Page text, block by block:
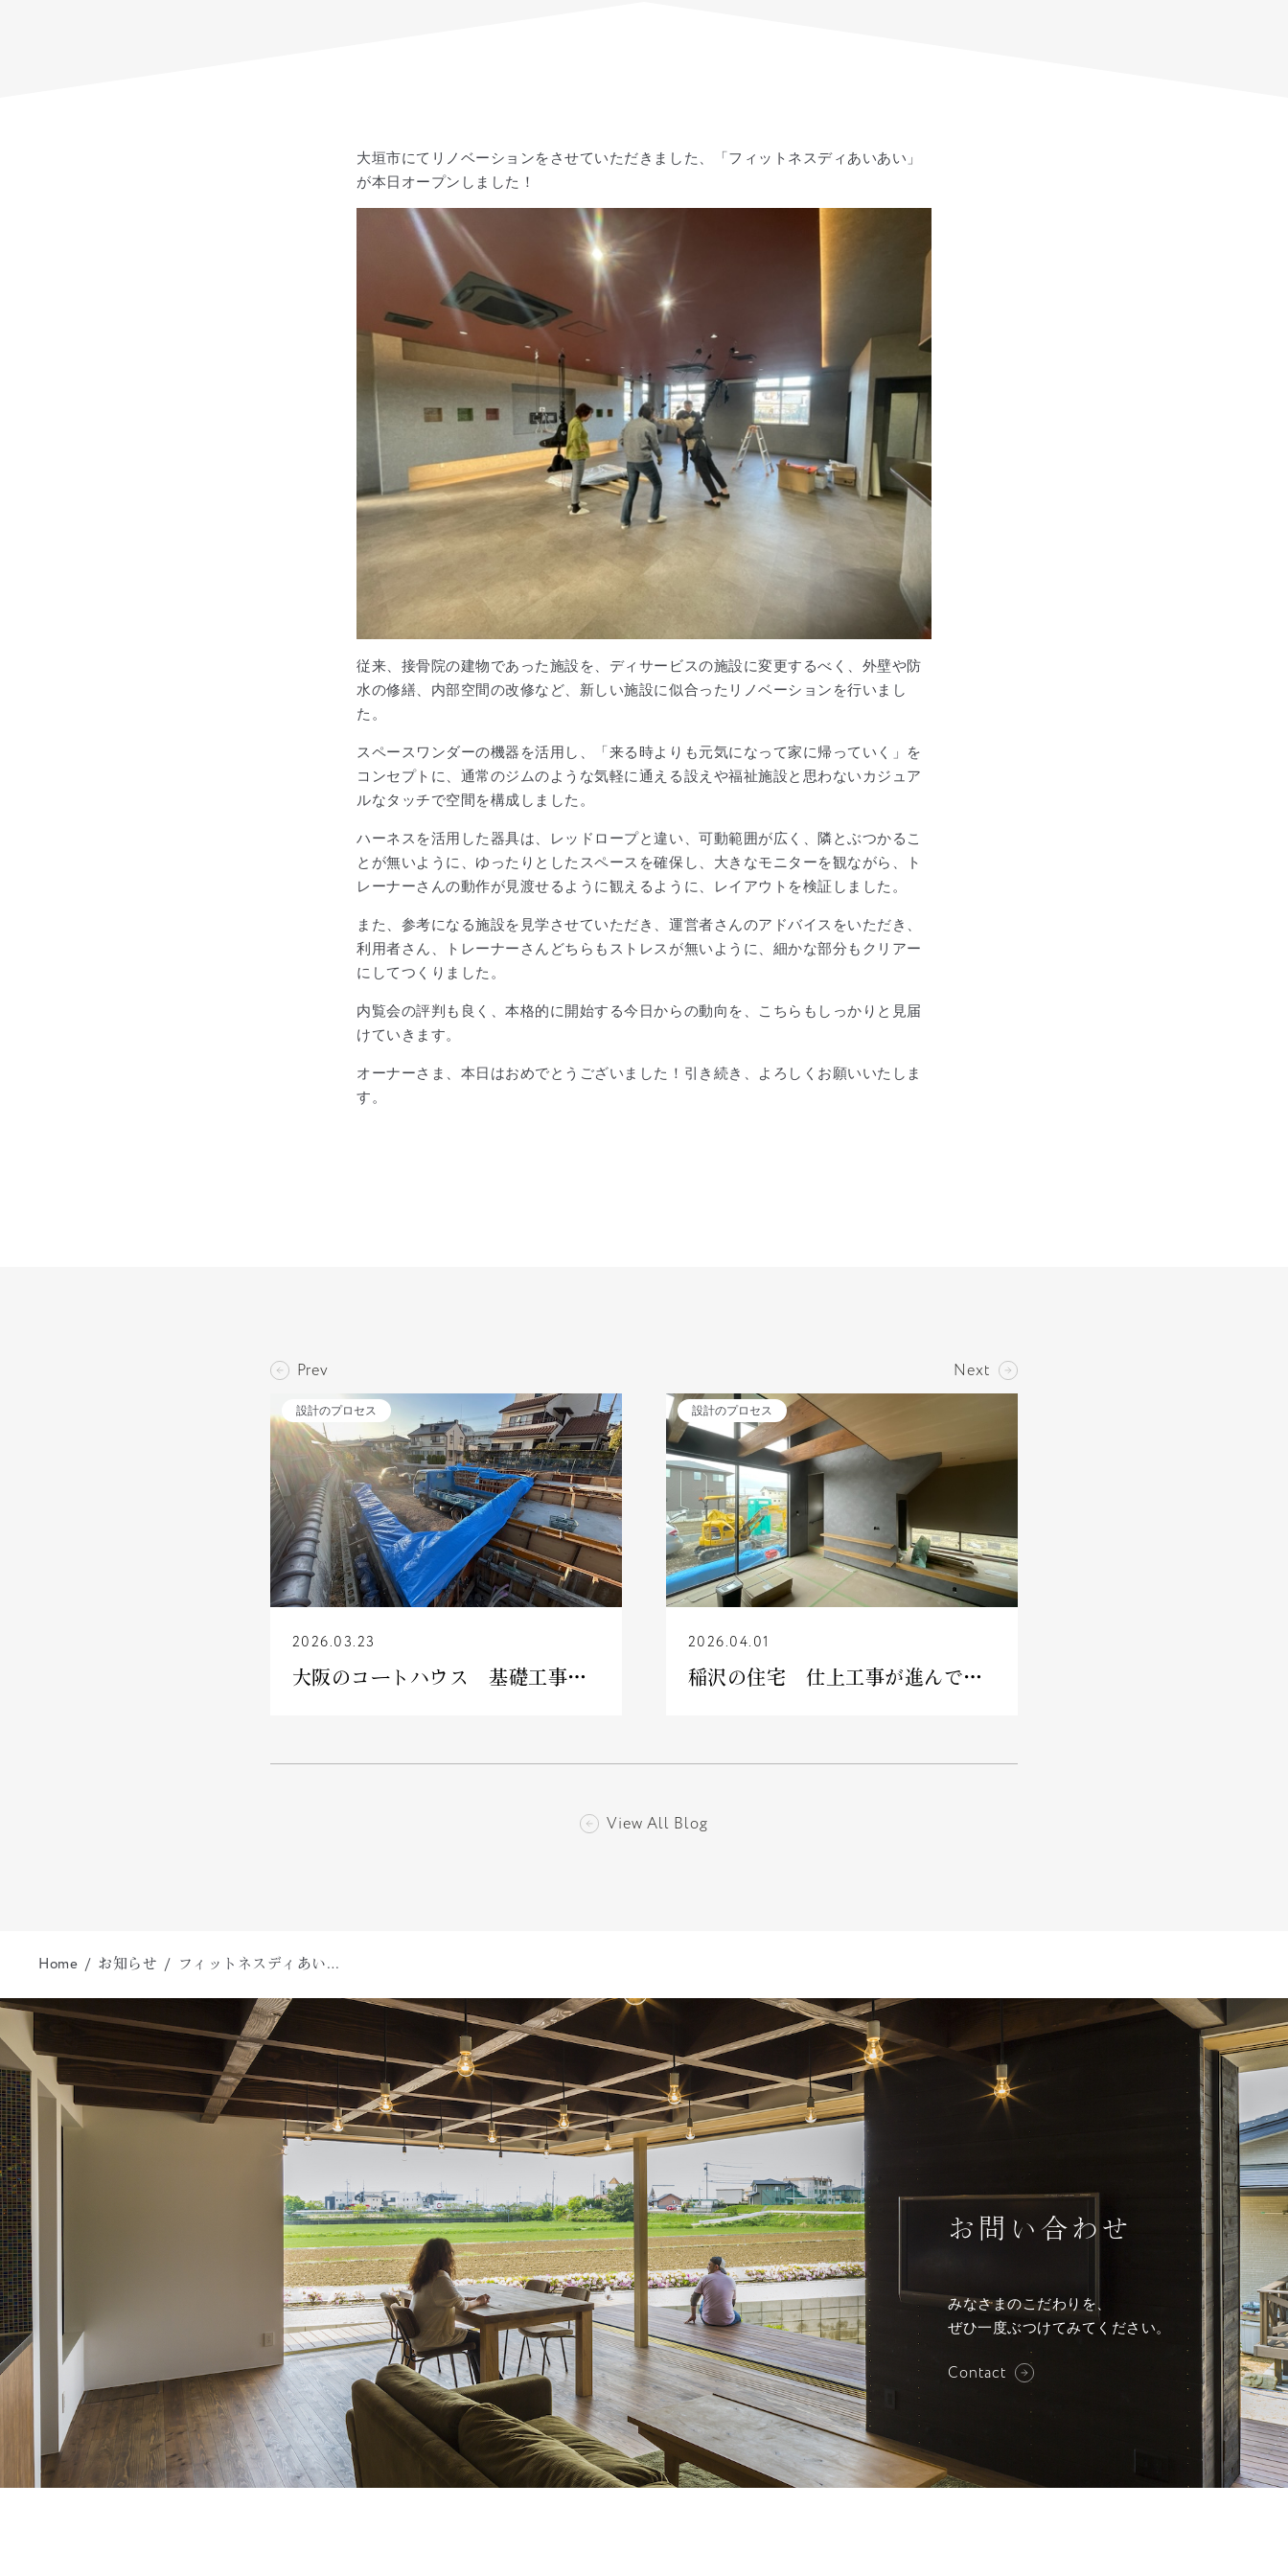
大垣市にてリノベーションをさせていただきました、「フィットネスディあいあい」
が本日オープンしました！
従来、接骨院の建物であった施設を、ディサービスの施設に変更するべく、外壁や防
水の修繕、内部空間の改修など、新しい施設に似合ったリノベーションを行いまし
た。
スペースワンダーの機器を活用し、「来る時よりも元気になって家に帰っていく」を
コンセプトに、通常のジムのような気軽に通える設えや福祉施設と思わないカジュア
ルなタッチで空間を構成しました。
ハーネスを活用した器具は、レッドロープと違い、可動範囲が広く、隣とぶつかるこ
とが無いように、ゆったりとしたスペースを確保し、大きなモニターを観ながら、ト
レーナーさんの動作が見渡せるように観えるように、レイアウトを検証しました。
また、参考になる施設を見学させていただき、運営者さんのアドバイスをいただき、
利用者さん、トレーナーさんどちらもストレスが無いように、細かな部分もクリアー
にしてつくりました。
内覧会の評判も良く、本格的に開始する今日からの動向を、こちらもしっかりと見届
けていきます。
オーナーさま、本日はおめでとうございました！引き続き、よろしくお願いいたしま
す。
Prev
設計のプロセス
2026.03.23
大阪のコートハウス 基礎工事が進んでいます
Next
設計のプロセス
2026.04.01
稲沢の住宅 仕上工事が進んでいます
View All Blog
Home お知らせ フィットネスディあい…
お問い合わせ
みなさまのこだわりを、
ぜひ一度ぶつけてみてください。
Contact